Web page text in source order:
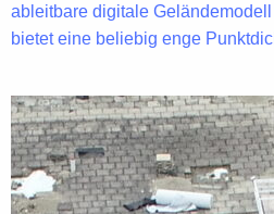
ableitbare digitale
bietet eine beliebig enge